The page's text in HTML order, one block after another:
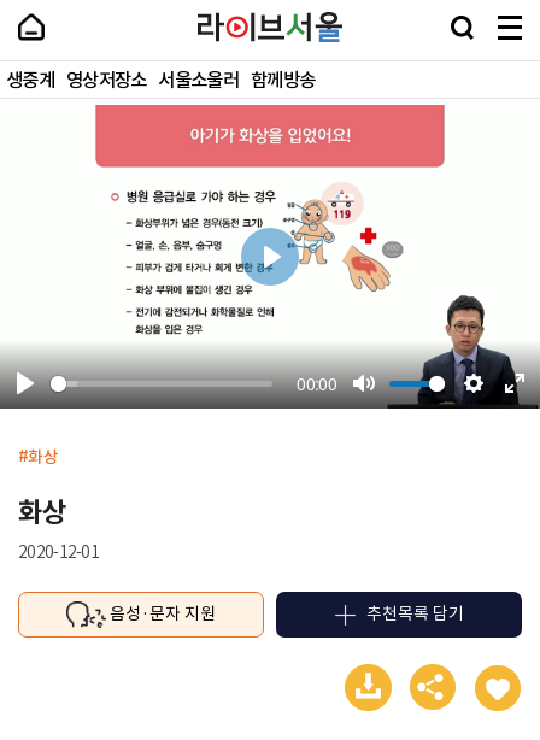
기
및생중계 영상저장소 서울소울러 함께방송
00:00
재
생
화상
화상
2020-12-01
음성·문자 지원 추천목록 담기
다
운
로
공
유
하
좋
아
요